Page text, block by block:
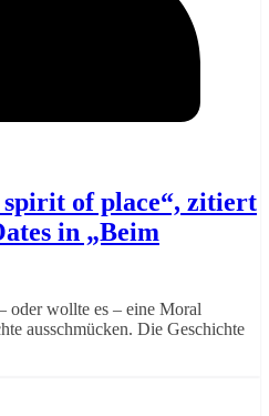
of place“, zitiert
in „Beim
oder wollte es – eine Moral
ausschmücken. Die Geschichte